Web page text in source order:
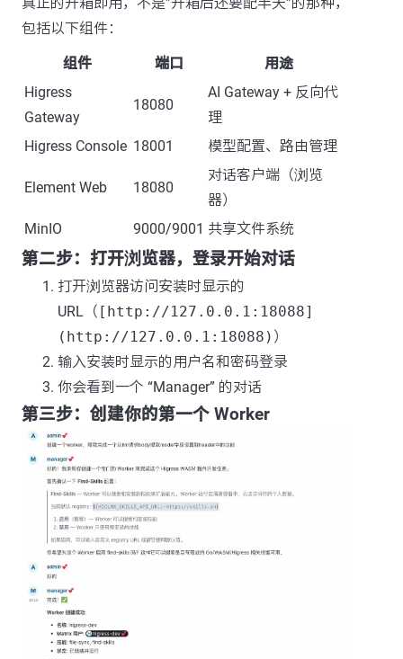
包括以下组件：
组件 端口
用途
Higress
Gateway
18080
AI Gateway + 反向代
理
Higress Console 18001 模型配置、路由管理
Element Web 18080
对话客户端（浏览
器）
MinIO
9000/9001 共享文件系统
第二步：打开浏览器，登录开始对话
打开浏览器访问安装时显示的
URL（ [http://127.0.0.1:18088]
(http://127.0.0.1:18088) ）
输入安装时显示的用户名和密码登录
你会看到一个 “Manager” 的对话
第三步：创建你的第一个 Worker